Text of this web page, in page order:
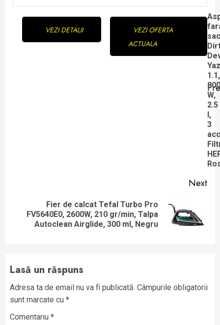
VEZI DETALII
VEZI OFERTA
ACTUALA
Continue
Reading
sac
1.1,
800
W,
2.5
l,
3
Next
Next
Fier de calcat Tefal Turbo Pro
FV5640E0, 2600W, 210 gr/min, Talpa
Autoclean Airglide, 300 ml, Negru
Lasă un răspuns
Adresa ta de email nu va fi publicată. Câmpurile obligatorii
sunt marcate cu *
Comentariu *